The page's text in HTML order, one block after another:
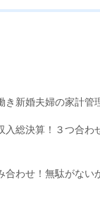
き新婚夫婦の家計管
入総決算！３つ合わ
合わせ！無駄がない